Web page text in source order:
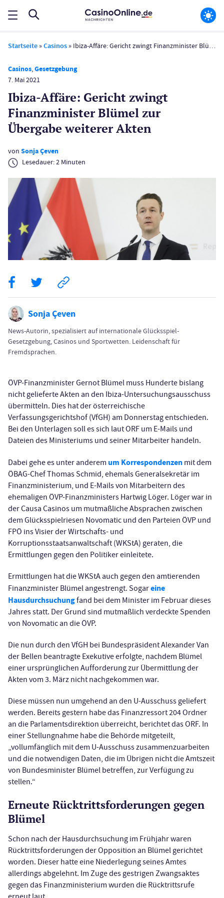
Startseite »Casinos » Ibiza-Affäre: Gericht zwingt Finanzminister Blümel zur Übergabe weiterer Akten
Casinos,Gesetzgebung
7. Mai 2021
Ibiza-Affäre: Gericht zwingt
Finanzminister Blümel zur
Übergabe weiterer Akten
von Sonja Çeven
Lesedauer:2 Minuten
Sonja Çeven
News-Autorin, spezialisiert auf internationale Glücksspiel-
Gesetzgebung, Casinos und Sportwetten. Leidenschaft für
Fremdsprachen.
ÖVP-Finanzminister Gernot Blümel muss Hunderte bislang
nicht gelieferte Akten an den Ibiza-Untersuchungsausschuss
übermitteln. Dies hat der österreichische
Verfassungsgerichtshof (VfGH) am Donnerstag entschieden.
Bei den Unterlagen soll es sich laut ORF um E-Mails und
Dateien des Ministeriums und seiner Mitarbeiter handeln.
Dabei gehe es unter anderem um Korrespondenzen mit dem
ÖBAG-Chef Thomas Schmid, ehemals Generalsekretär im
Finanzministerium, und E-Mails von Mitarbeitern des
ehemaligen ÖVP-Finanzministers Hartwig Löger. Löger war in
der Causa Casinos um mutmaßliche Absprachen zwischen
dem Glücksspielriesen Novomatic und den Parteien ÖVP und
FPÖ ins Visier der Wirtschafts- und
Korruptionsstaatsanwaltschaft (WKStA) geraten, die
Ermittlungen gegen den Politiker einleitete.
Ermittlungen hat die WKStA auch gegen den amtierenden
Finanzminister Blümel angestrengt. Sogareine
Hausdurchsuchungfand bei dem Minister im Februar dieses
Jahres statt. Der Grund sind mutmaßlich verdeckte Spenden
von Novomatic an die ÖVP.
Die nun durch den VfGH bei Bundespräsident Alexander Van
der Bellen beantragte Exekutive erfolgte, nachdem Blümel
einer ursprünglichen Aufforderung zur Übermittlung der
Akten vom 3. März nicht nachgekommen war.
Diese müssen nun umgehend an den U-Ausschuss geliefert
werden. Bereits gestern habe das Finanzressort 204 Ordner
an die Parlamentsdirektion überreicht, berichtet das ORF. In
einer Stellungnahme habe die Behörde mitgeteilt,
„vollumfänglich mit dem U-Ausschuss zusammenzuarbeiten
und die notwendigen Daten, die im Übrigen nicht die Amtszeit
von Bundesminister Blümel betreffen, zur Verfügung zu
stellen.“
Erneute Rücktrittsforderungen gegen
Blümel
Schon nach der Hausdurchsuchung im Frühjahr waren
Rücktrittsforderungen der Opposition an Blümel gerichtet
worden. Dieser hatte eine Niederlegung seines Amtes
allerdings abgelehnt. Im Zuge des gestrigen Zwangsaktes
gegen das Finanzministerium wurden die Rücktrittsrufe